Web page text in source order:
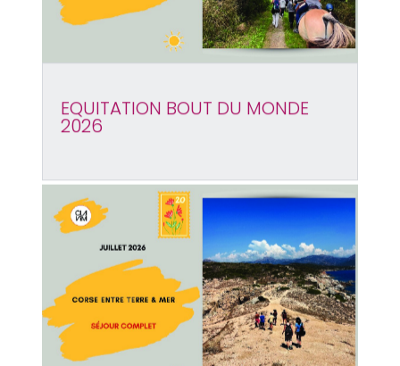
EQUITATION BOUT DU MONDE
2026